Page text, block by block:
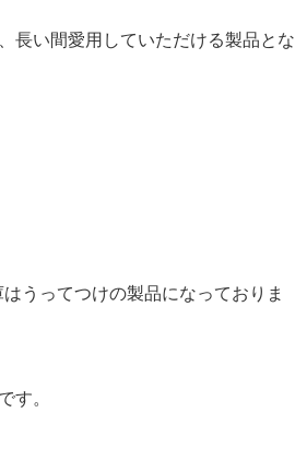
長い間愛用していただける製品と
うってつけの製品になっておりま
す。